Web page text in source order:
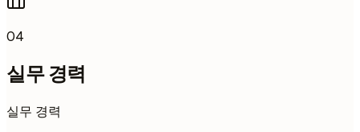
04
실무 경력
실무 경력